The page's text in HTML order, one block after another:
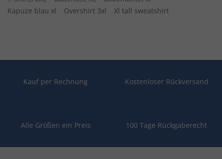
Kapuze blau xl
Overshirt 3xl Xl tall sweatshirt
Kauf per Rechnung Kostenloser Rückversand
Alle Größen ein Preis 100 Tage Rückgaberecht